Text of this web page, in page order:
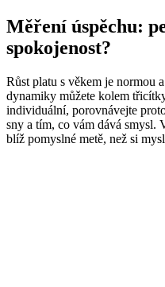
Měření úspěchu:
spokojenost?
Růst platu s věkem je normou
dynamiky můžete kolem
individuální, porovnávejte
sny a tím, co vám dává smysl.
blíž pomyslné metě, než si